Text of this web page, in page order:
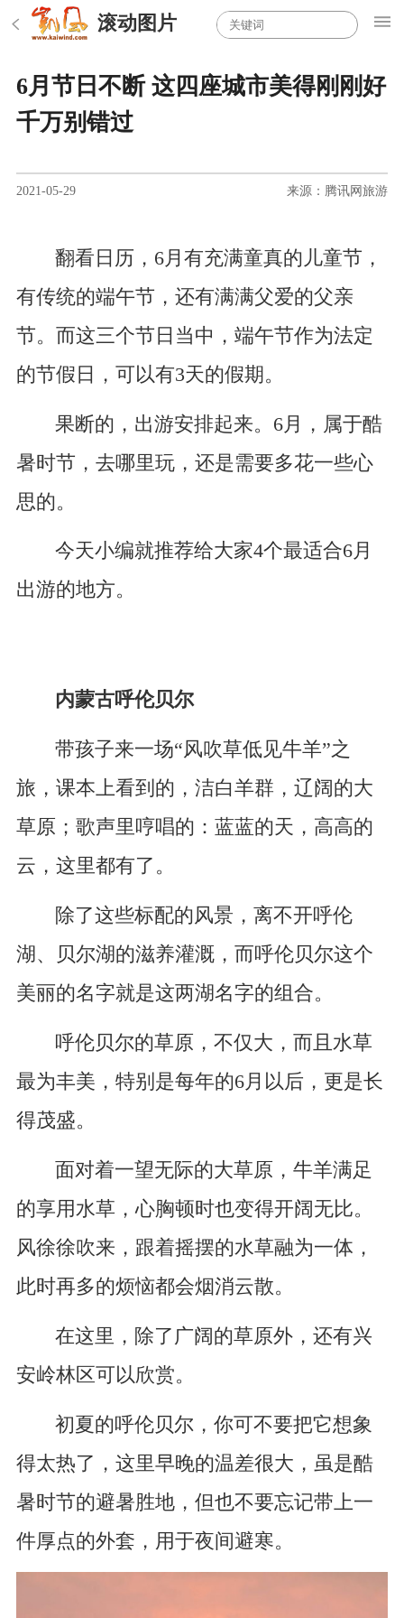
滚动图片
6月节日不断 这四座城市美得刚刚好
千万别错过
2021-05-29 来源：腾讯网旅游
翻看日历，6月有充满童真的儿童节，
有传统的端午节，还有满满父爱的父亲
节。而这三个节日当中，端午节作为法定
的节假日，可以有3天的假期。
果断的，出游安排起来。6月，属于酷
暑时节，去哪里玩，还是需要多花一些心
思的。
今天小编就推荐给大家4个最适合6月
出游的地方。
内蒙古呼伦贝尔
带孩子来一场“风吹草低见牛羊”之
旅，课本上看到的，洁白羊群，辽阔的大
草原；歌声里哼唱的：蓝蓝的天，高高的
云，这里都有了。
除了这些标配的风景，离不开呼伦
湖、贝尔湖的滋养灌溉，而呼伦贝尔这个
美丽的名字就是这两湖名字的组合。
呼伦贝尔的草原，不仅大，而且水草
最为丰美，特别是每年的6月以后，更是长
得茂盛。
面对着一望无际的大草原，牛羊满足
的享用水草，心胸顿时也变得开阔无比。
风徐徐吹来，跟着摇摆的水草融为一体，
此时再多的烦恼都会烟消云散。
在这里，除了广阔的草原外，还有兴
安岭林区可以欣赏。
初夏的呼伦贝尔，你可不要把它想象
得太热了，这里早晚的温差很大，虽是酷
暑时节的避暑胜地，但也不要忘记带上一
件厚点的外套，用于夜间避寒。